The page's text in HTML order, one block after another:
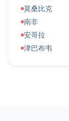
莫桑比克
南非
安哥拉
津巴布韦